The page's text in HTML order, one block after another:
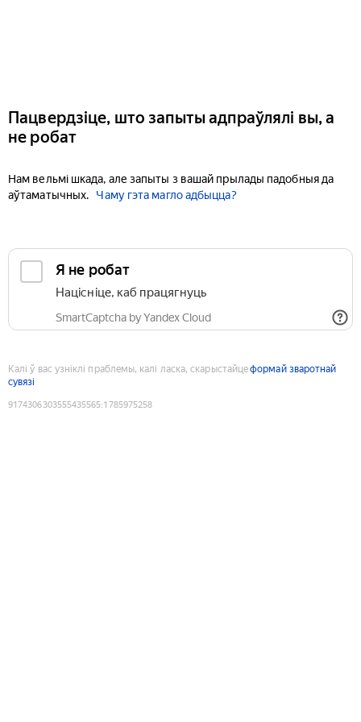
Пацвердзіце, што запыты адпраўлялі вы, а
не робат
Нам вельмі шкада, але запыты з вашай прылады падобныя да
аўтаматычных.
Чаму гэта магло адбыцца?
Я не робат
Націсніце, каб працягнуць
SmartCaptcha by Yandex Cloud
Калі ў вас узніклі праблемы, калі ласка, скарыстайцеформай зваротнай
сувязі
9174306303555435565:1785975258